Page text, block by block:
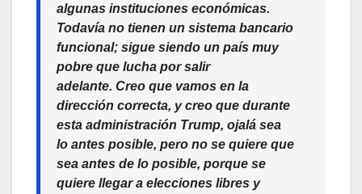
algunas instituciones económicas.
Todavía no tienen un sistema bancario
funcional; sigue siendo un país muy
pobre que lucha por salir
adelante. Creo que vamos en la
dirección correcta, y creo que durante
esta administración Trump, ojalá sea
lo antes posible, pero no se quiere que
sea antes de lo posible, porque se
quiere llegar a elecciones libres y